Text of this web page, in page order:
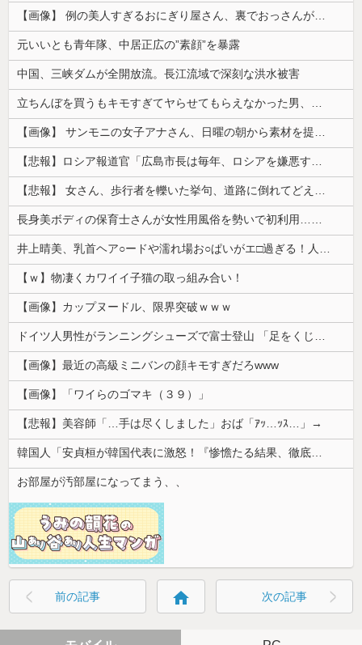
【画像】 例の美人すぎるおにぎり屋さん、裏でおっさんが握っていたｗｗｗｗｗｗｗｗｗｗｗｗｗｗｗｗｗ
元いいとも青年隊、中居正広の”素顔”を暴露
中国、三峡ダムが全開放流。長江流域で深刻な洪水被害
立ちんぼを買うもキモすぎてヤらせてもらえなかった男、代わりの足コキでまさかの大量身寸米青ｗｗｗ
【画像】 サンモニの女子アナさん、日曜の朝から素材を提供してしまう
【悲報】ロシア報道官「広島市長は毎年、ロシアを嫌悪する『偽りの呪文』を繰り返し、日本人をゾンビ化させている」と主張
【悲報】 女さん、歩行者を轢いた挙句、道路に倒れてどえらいことになってしまうw w w w w w w
長身美ボディの保育士さんが女性用風俗を勢いで初利用…子供に絶対見せられないメスの顔でイキまくり。
井上晴美、乳首ヘア○ードや濡れ場お○ぱいがエ□過ぎる！人生最後のラスト写真集、最高！！
【ｗ】物凄くカワイイ子猫の取っ組み合い！
【画像】カップヌードル、限界突破ｗｗｗ
ドイツ人男性がランニングシューズで富士登山 「足をくじいて動けない」
【画像】最近の高級ミニバンの顔キモすぎだろwww
【画像】「ワイらのゴマキ（３９）」
【悲報】美容師「…手は尽くしました」おば「ｱｯ…ｯｽ…」→
韓国人「安貞桓が韓国代表に激怒！『惨憺たる結果、徹底的な刷新が必要だ』と監督や協会を痛烈批判」
お部屋が汚部屋になってまう、、
前の記事 home 次の記事